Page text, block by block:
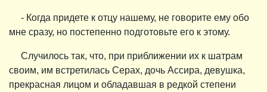
- Когда придете к отцу нашему, не говорите ему обо
мне сразу, но постепенно подготовьте его к этому.
Случилось так, что, при приближении их к шатрам
своим, им встретилась Серах, дочь Ассира, девушка,
прекрасная лицом и обладавшая в редкой степени